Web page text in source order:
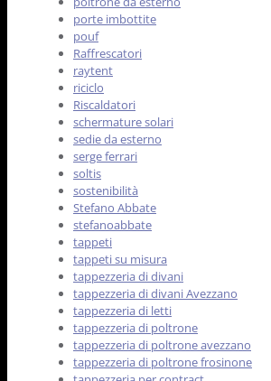
porte imbottite
pouf
Raffrescatori
raytent
riciclo
Riscaldatori
schermature solari
sedie da esterno
serge ferrari
soltis
sostenibilità
Stefano Abbate
stefanoabbate
tappeti
tappeti su misura
tappezzeria di divani
tappezzeria di divani Avezzano
tappezzeria di letti
tappezzeria di poltrone
tappezzeria di poltrone avezzano
tappezzeria di poltrone frosinone